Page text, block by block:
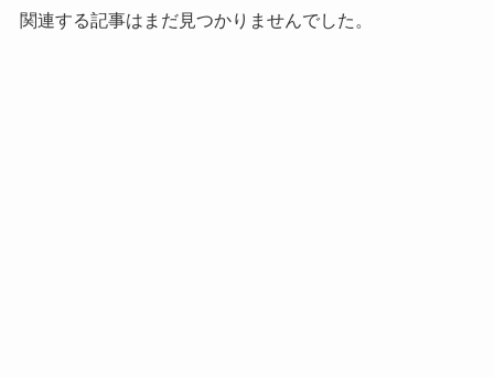
関連する記事はまだ見つかりませんでした。